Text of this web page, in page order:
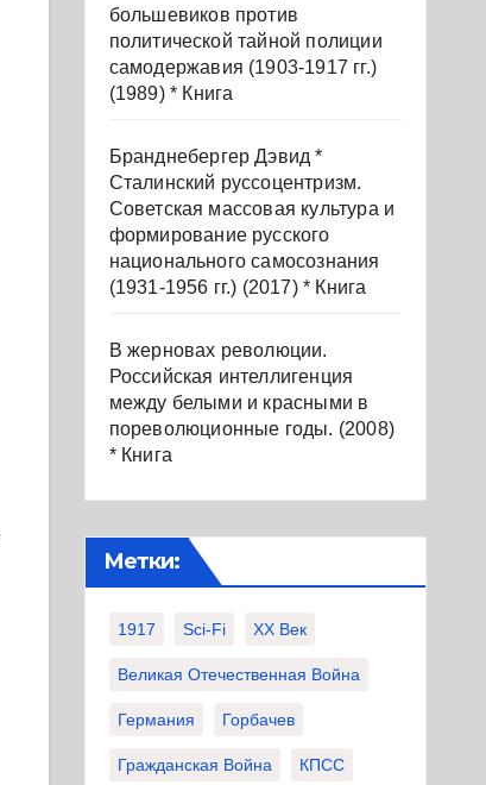
большевиков против
политической тайной полиции
самодержавия (1903-1917 гг.)
(1989) * Книга
Бранднебергер Дэвид *
Сталинский руссоцентризм.
Советская массовая культура и
формирование русского
национального самосознания
(1931-1956 гг.) (2017) * Книга
В жерновах революции.
Российская интеллигенция
между белыми и красными в
пореволюционные годы. (2008)
* Книга
Метки:
1917 Sci-Fi XX Век
Великая Отечественная Война
Германия Горбачев
Гражданская Война КПСС